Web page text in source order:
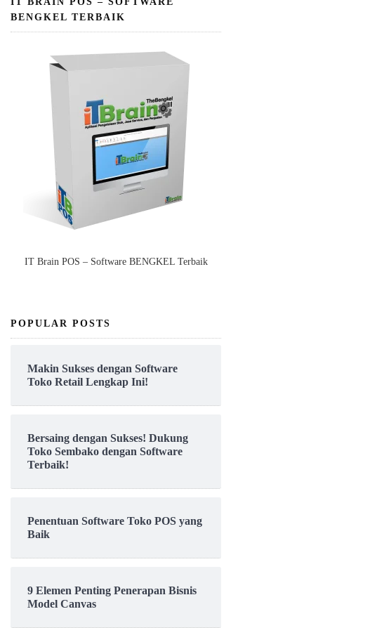
BENGKEL TERBAIK
IT Brain POS – Software BENGKEL Terbaik
POPULAR POSTS
Makin Sukses dengan Software
Toko Retail Lengkap Ini!
Bersaing dengan Sukses! Dukung
Toko Sembako dengan Software
Terbaik!
Penentuan Software Toko POS yang
Baik
9 Elemen Penting Penerapan Bisnis
Model Canvas